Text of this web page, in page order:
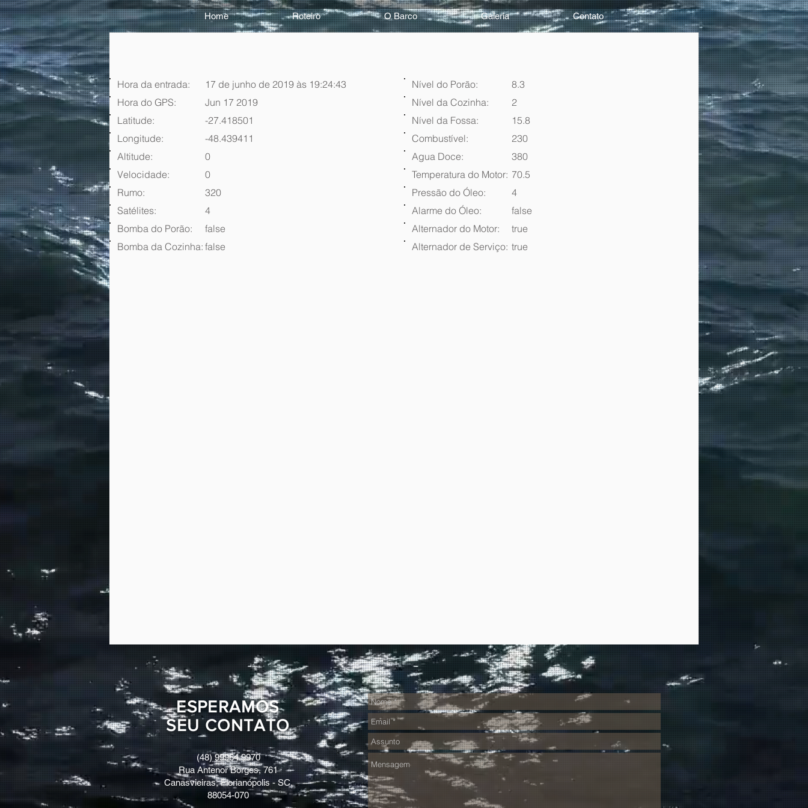
Home Roteiro O Barco Galeria Contato
Hora da entrada:
17 de junho de 2019 às 19:24:43
Hora do GPS:
Jun 17 2019
Latitude:
-27.418501
Longitude:
-48.439411
Altitude:
0
Velocidade:
0
Rumo:
320
Satélites:
4
Bomba do Porão:
false
Bomba da Cozinha: false
Nível do Porão:
8.3
Nível da Cozinha:
2
Nível da Fossa:
15.8
Combustível:
230
Agua Doce:
380
Temperatura do Motor: 70.5
Pressão do Óleo:
4
Alarme do Óleo:
false
Alternador do Motor:
true
Alternador de Serviço: true
ESPERAMOS
SEU CONTATO
(48) 99964.9970
Rua Antenor Borges, 761
Canasvieiras, Florianópolis - SC,
88054-070